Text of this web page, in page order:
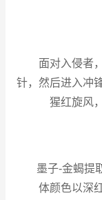
面对入侵者
针，然后进入冲
猩红旋风
墨子-金蝎提
体颜色以深